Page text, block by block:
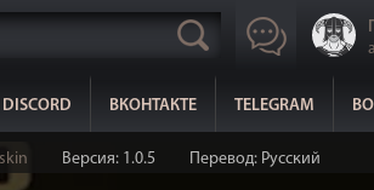
DISCORD ВКОНТАКТЕ TELEGRAM
Версия: 1.0.5 Перевод: Русский